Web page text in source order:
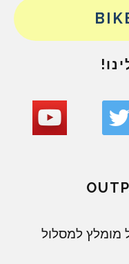
מומלץ למסלול